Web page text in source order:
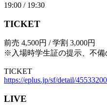
19:00 / 19:30
TICKET
前売 4,500円 / 学割 3,000円
※入場時学生証の提示、不備
TICKET
https://eplus.jp/sf/detail/
LIVE